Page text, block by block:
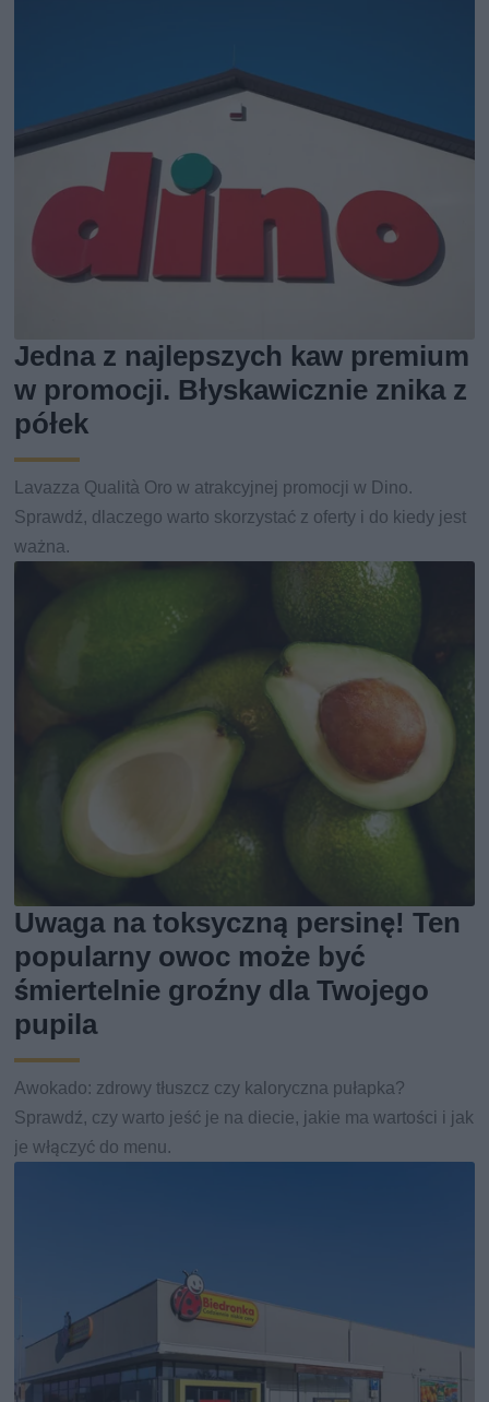
Jedna z najlepszych kaw premium
w promocji. Błyskawicznie znika z
półek
Lavazza Qualità Oro w atrakcyjnej promocji w Dino.
Sprawdź, dlaczego warto skorzystać z oferty i do kiedy jest
ważna.
Uwaga na toksyczną persinę! Ten
popularny owoc może być
śmiertelnie groźny dla Twojego
pupila
Awokado: zdrowy tłuszcz czy kaloryczna pułapka?
Sprawdź, czy warto jeść je na diecie, jakie ma wartości i jak
je włączyć do menu.